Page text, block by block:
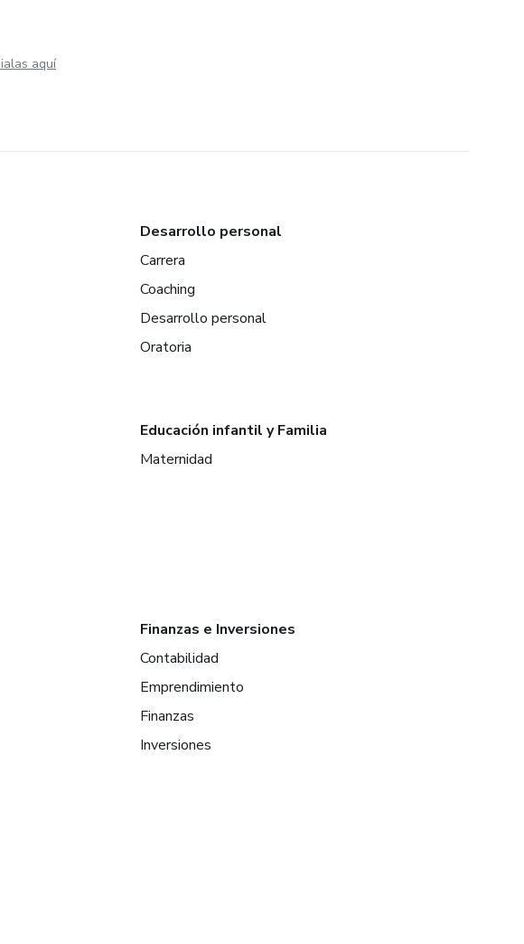
aquí
Desarrollo personal
Carrera
Coaching
Desarrollo personal
Oratoria
Educación infantil y Familia
Maternidad
Finanzas e Inversiones
Contabilidad
Emprendimiento
Finanzas
Inversiones